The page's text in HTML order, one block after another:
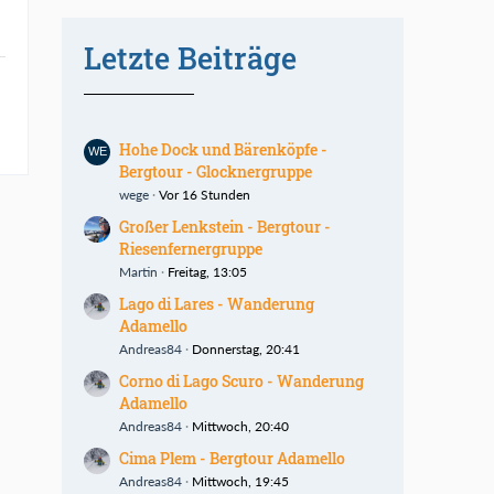
Letzte Beiträge
Hohe Dock und Bärenköpfe -
Bergtour - Glocknergruppe
wege Vor 16 Stunden
Großer Lenkstein - Bergtour -
Riesenfernergruppe
Martin Freitag, 13:05
Lago di Lares - Wanderung
Adamello
Andreas84 Donnerstag, 20:41
Corno di Lago Scuro - Wanderung
Adamello
Andreas84 Mittwoch, 20:40
Cima Plem - Bergtour Adamello
Andreas84 Mittwoch, 19:45